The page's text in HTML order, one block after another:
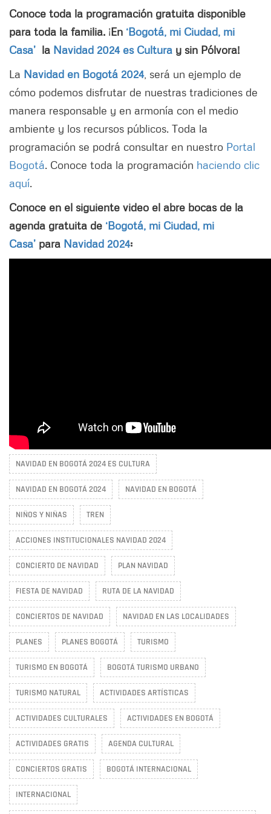
Conoce toda la programación gratuita disponible
para toda la familia. ¡En ‘Bogotá, mi Ciudad, mi
Casa’ la Navidad 2024 es Cultura y sin Pólvora!
La Navidad en Bogotá 2024, será un ejemplo de
cómo podemos disfrutar de nuestras tradiciones de
manera responsable y en armonía con el medio
ambiente y los recursos públicos. Toda la
programación se podrá consultar en nuestro Portal
Bogotá. Conoce toda la programación haciendo clic
aquí.
Conoce en el siguiente video el abre bocas de la
agenda gratuita de ‘Bogotá, mi Ciudad, mi
Casa’ para Navidad 2024:
NAVIDAD EN BOGOTÁ 2024 ES CULTURA
NAVIDAD EN BOGOTÁ 2024 NAVIDAD EN BOGOTÁ
NIÑOS Y NIÑAS TREN
ACCIONES INSTITUCIONALES NAVIDAD 2024
CONCIERTO DE NAVIDAD PLAN NAVIDAD
FIESTA DE NAVIDAD RUTA DE LA NAVIDAD
CONCIERTOS DE NAVIDAD NAVIDAD EN LAS LOCALIDADES
PLANES PLANES BOGOTÁ TURISMO
TURISMO EN BOGOTÁ BOGOTÁ TURISMO URBANO
TURISMO NATURAL ACTIVIDADES ARTÍSTICAS
ACTIVIDADES CULTURALES ACTIVIDADES EN BOGOTÁ
ACTIVIDADES GRATIS AGENDA CULTURAL
CONCIERTOS GRATIS BOGOTÁ INTERNACIONAL
INTERNACIONAL